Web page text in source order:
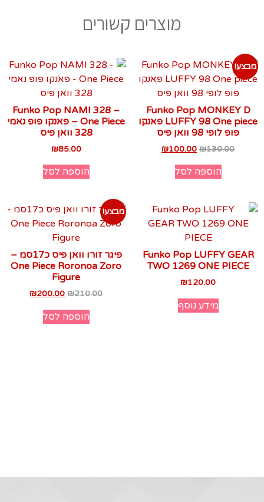
מוצרים קשורים
מבצע!
Funko Pop MONKEY D
LUFFY 98 One piece פאנקו
פופ לופי 98 וואן פיס
₪130.00
₪100.00
הוספה לסל
Funko Pop NAMI 328 –
One Piece – פאנקו פופ נאמי
328 וואן פיס
₪85.00
הוספה לסל
Funko Pop LUFFY GEAR
TWO 1269 ONE PIECE
₪120.00
מידע נוסף
מבצע!
פיגר זורו וואן פיס כ17סמ –
One Piece Roronoa Zoro
Figure
₪210.00
₪200.00
הוספה לסל